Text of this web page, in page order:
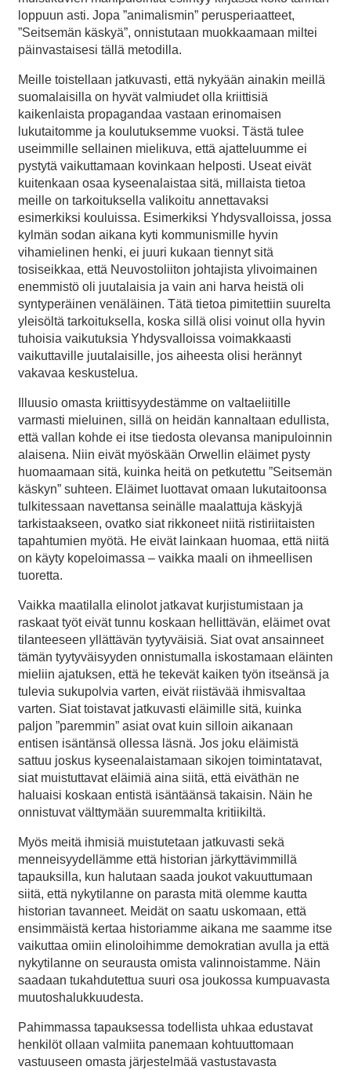
loppuun asti. Jopa ”animalismin” perusperiaatteet,
”Seitsemän käskyä”, onnistutaan muokkaamaan miltei
päinvastaisesi tällä metodilla.
Meille toistellaan jatkuvasti, että nykyään ainakin meillä
suomalaisilla on hyvät valmiudet olla kriittisiä
kaikenlaista propagandaa vastaan erinomaisen
lukutaitomme ja koulutuksemme vuoksi. Tästä tulee
useimmille sellainen mielikuva, että ajatteluumme ei
pystytä vaikuttamaan kovinkaan helposti. Useat eivät
kuitenkaan osaa kyseenalaistaa sitä, millaista tietoa
meille on tarkoituksella valikoitu annettavaksi
esimerkiksi kouluissa. Esimerkiksi Yhdysvalloissa, jossa
kylmän sodan aikana kyti kommunismille hyvin
vihamielinen henki, ei juuri kukaan tiennyt sitä
tosiseikkaa, että Neuvostoliiton johtajista ylivoimainen
enemmistö oli juutalaisia ja vain ani harva heistä oli
syntyperäinen venäläinen. Tätä tietoa pimitettiin suurelta
yleisöltä tarkoituksella, koska sillä olisi voinut olla hyvin
tuhoisia vaikutuksia Yhdysvalloissa voimakkaasti
vaikuttaville juutalaisille, jos aiheesta olisi herännyt
vakavaa keskustelua.
Illuusio omasta kriittisyydestämme on valtaeliitille
varmasti mieluinen, sillä on heidän kannaltaan edullista,
että vallan kohde ei itse tiedosta olevansa manipuloinnin
alaisena. Niin eivät myöskään Orwellin eläimet pysty
huomaamaan sitä, kuinka heitä on petkutettu ”Seitsemän
käskyn” suhteen. Eläimet luottavat omaan lukutaitoonsa
tulkitessaan navettansa seinälle maalattuja käskyjä
tarkistaakseen, ovatko siat rikkoneet niitä ristiriitaisten
tapahtumien myötä. He eivät lainkaan huomaa, että niitä
on käyty kopeloimassa – vaikka maali on ihmeellisen
tuoretta.
Vaikka maatilalla elinolot jatkavat kurjistumistaan ja
raskaat työt eivät tunnu koskaan hellittävän, eläimet ovat
tilanteeseen yllättävän tyytyväisiä. Siat ovat ansainneet
tämän tyytyväisyyden onnistumalla iskostamaan eläinten
mieliin ajatuksen, että he tekevät kaiken työn itseänsä ja
tulevia sukupolvia varten, eivät riistävää ihmisvaltaa
varten. Siat toistavat jatkuvasti eläimille sitä, kuinka
paljon ”paremmin” asiat ovat kuin silloin aikanaan
entisen isäntänsä ollessa läsnä. Jos joku eläimistä
sattuu joskus kyseenalaistamaan sikojen toimintatavat,
siat muistuttavat eläimiä aina siitä, että eiväthän ne
haluaisi koskaan entistä isäntäänsä takaisin. Näin he
onnistuvat välttymään suuremmalta kritiikiltä.
Myös meitä ihmisiä muistutetaan jatkuvasti sekä
menneisyydellämme että historian järkyttävimmillä
tapauksilla, kun halutaan saada joukot vakuuttumaan
siitä, että nykytilanne on parasta mitä olemme kautta
historian tavanneet. Meidät on saatu uskomaan, että
ensimmäistä kertaa historiamme aikana me saamme itse
vaikuttaa omiin elinoloihimme demokratian avulla ja että
nykytilanne on seurausta omista valinnoistamme. Näin
saadaan tukahdutettua suuri osa joukossa kumpuavasta
muutoshalukkuudesta.
Pahimmassa tapauksessa todellista uhkaa edustavat
henkilöt ollaan valmiita panemaan kohtuuttomaan
vastuuseen omasta järjestelmää vastustavasta